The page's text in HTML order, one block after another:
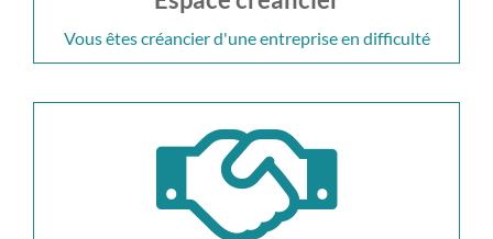
Vous êtes créancier d'une entreprise en difficulté